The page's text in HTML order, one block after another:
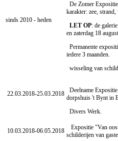
sinds 2010 - heden
De Zomer
karakter: zee,
LET OP: de
en zaterdag 18
Permanente
iedere 3 maanden.
wisseling van
22.03.2018-25.03.2018
Deelname
dorpshuis 't Bynt in
Divers Werk.
10.03.2018-06.05.2018
Expositie "Van
schilderijen van